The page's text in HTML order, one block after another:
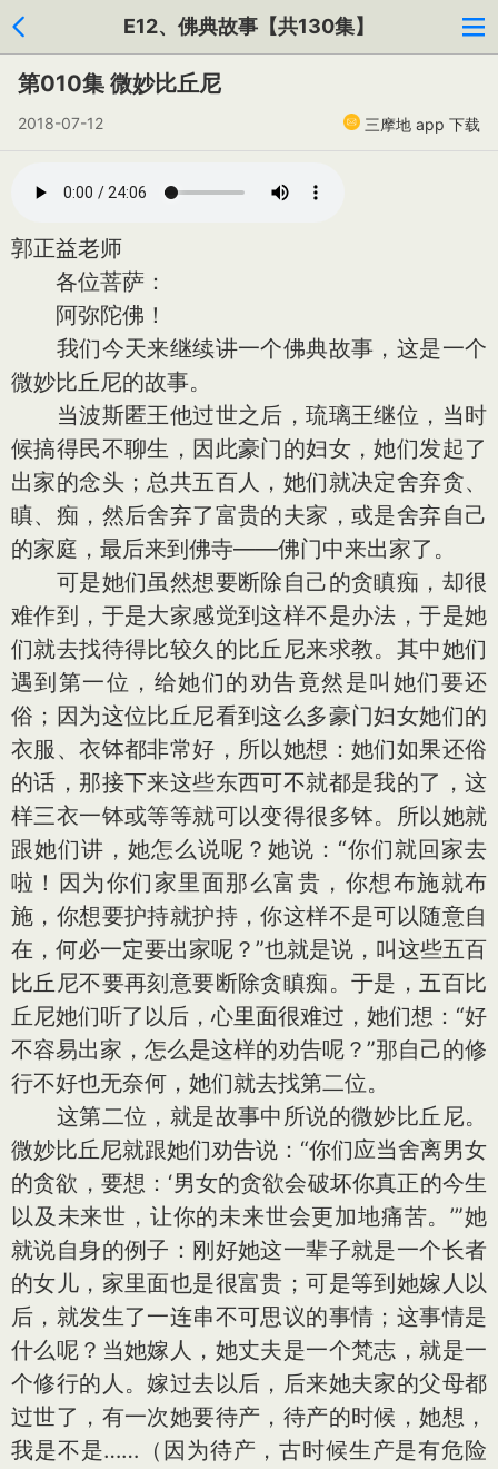
E12、佛典故事【共130集】
第010集 微妙比丘尼
2018-07-12 三摩地 app 下载
郭正益老师
各位菩萨：
阿弥陀佛！
我们今天来继续讲一个佛典故事，这是一个
微妙比丘尼的故事。
当波斯匿王他过世之后，琉璃王继位，当时
候搞得民不聊生，因此豪门的妇女，她们发起了
出家的念头；总共五百人，她们就决定舍弃贪、
瞋、痴，然后舍弃了富贵的夫家，或是舍弃自己
的家庭，最后来到佛寺——佛门中来出家了。
可是她们虽然想要断除自己的贪瞋痴，却很
难作到，于是大家感觉到这样不是办法，于是她
们就去找待得比较久的比丘尼来求教。其中她们
遇到第一位，给她们的劝告竟然是叫她们要还
俗；因为这位比丘尼看到这么多豪门妇女她们的
衣服、衣钵都非常好，所以她想：她们如果还俗
的话，那接下来这些东西可不就都是我的了，这
样三衣一钵或等等就可以变得很多钵。所以她就
跟她们讲，她怎么说呢？她说：“你们就回家去
啦！因为你们家里面那么富贵，你想布施就布
施，你想要护持就护持，你这样不是可以随意自
在，何必一定要出家呢？”也就是说，叫这些五百
比丘尼不要再刻意要断除贪瞋痴。于是，五百比
丘尼她们听了以后，心里面很难过，她们想：“好
不容易出家，怎么是这样的劝告呢？”那自己的修
行不好也无奈何，她们就去找第二位。
这第二位，就是故事中所说的微妙比丘尼。
微妙比丘尼就跟她们劝告说：“你们应当舍离男女
的贪欲，要想：‘男女的贪欲会破坏你真正的今生
以及未来世，让你的未来世会更加地痛苦。’”她
就说自身的例子：刚好她这一辈子就是一个长者
的女儿，家里面也是很富贵；可是等到她嫁人以
后，就发生了一连串不可思议的事情；这事情是
什么呢？当她嫁人，她丈夫是一个梵志，就是一
个修行的人。嫁过去以后，后来她夫家的父母都
过世了，有一次她要待产，待产的时候，她想，
我是不是……（因为待产，古时候生产是有危险